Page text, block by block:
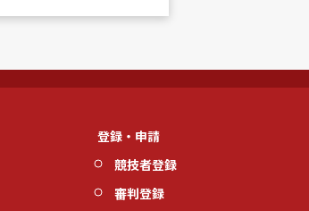
登録・申請
競技者登録
審判登録